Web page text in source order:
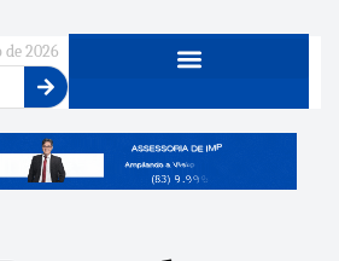
de 2026